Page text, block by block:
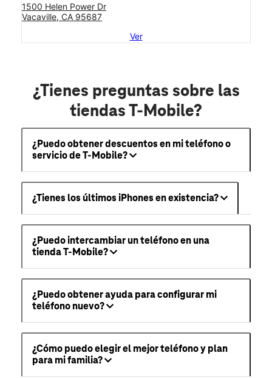
1500 Helen Power Dr
Vacaville, CA 95687
Ver
¿Tienes preguntas sobre las
tiendas T-Mobile?
¿Puedo obtener descuentos en mi teléfono o
servicio de T-Mobile?
¿Tienes los últimos iPhones en existencia?
¿Puedo intercambiar un teléfono en una
tienda T-Mobile?
¿Puedo obtener ayuda para configurar mi
teléfono nuevo?
¿Cómo puedo elegir el mejor teléfono y plan
para mi familia?